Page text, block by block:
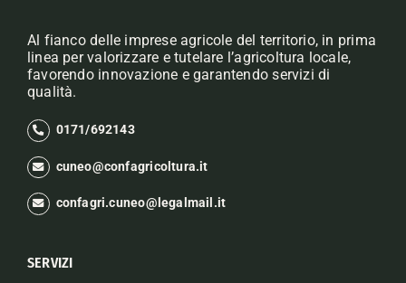
Al fianco delle imprese agricole del territorio, in prima
linea per valorizzare e tutelare l’agricoltura locale,
favorendo innovazione e garantendo servizi di
qualità.
0171/692143
cuneo@confagricoltura.it
confagri.cuneo@legalmail.it
SERVIZI